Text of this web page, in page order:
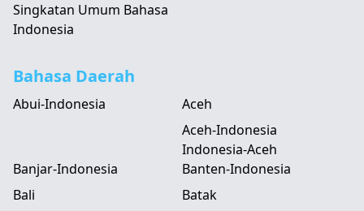
Singkatan Umum Bahasa
Indonesia
Bahasa Daerah
Abui-Indonesia
Aceh
Aceh-Indonesia
Indonesia-Aceh
Banjar-Indonesia
Banten-Indonesia
Bali
Batak